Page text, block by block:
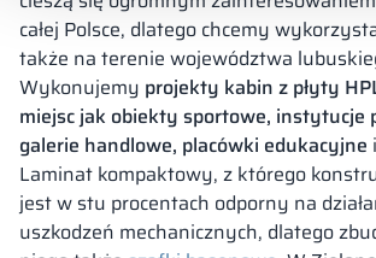
całej Polsce, dlatego chcemy
także na terenie województwa
Wykonujemy projekty kabin z płyty
miejsc jak obiekty sportowe, instytucje
galerie handlowe, placówki edukacyjne
Laminat kompaktowy, z którego
jest w stu procentach odporny na
uszkodzeń mechanicznych, dlatego